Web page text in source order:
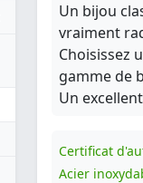
Un bijou
vraiment
Choisissez
gamme de
Un
Certificat
Acier